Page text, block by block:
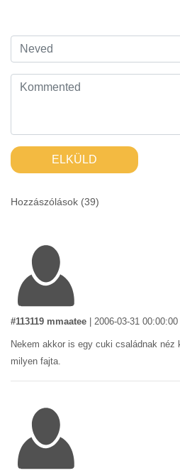
ELKÜLD
Hozzászólások (39)
#113119 mmaatee 2006-03-31 00:00:00
Nekem akkor is egy cuki családnak néz
milyen fajta.